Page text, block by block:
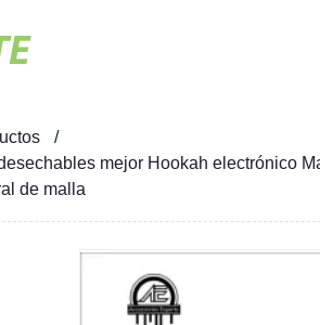
mejor Hookah electrónico
de malla